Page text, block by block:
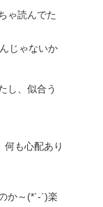
ゃ読んでた
じゃないか
し、似合う
何も心配あり
か～(*´-`)楽